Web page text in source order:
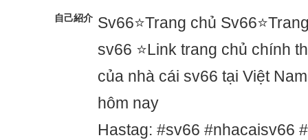
自己紹介 Sv66⭐Trang chủ
sv66 ⭐Link trang chủ chính
của nhà cái sv66 tại Việt
hôm nay
Hastag: #sv66 #nhacaisv66